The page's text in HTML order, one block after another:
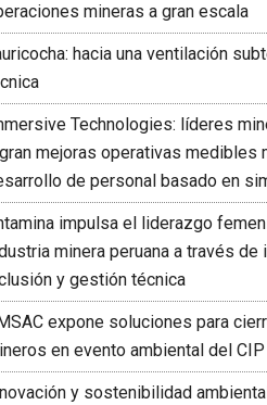
mineras a gran escala
hacia una ventilación
Technologies: líderes
mejoras operativas medibles
de personal basado en
impulsa el liderazgo
minera peruana a través de
y gestión técnica
expone soluciones para
en evento ambiental del
y sostenibilidad